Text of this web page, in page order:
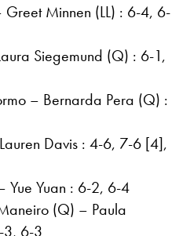
Minnen (LL) : 6-4, 6-
Siegemund (Q) : 6-1,
– Bernarda Pera (Q) :
Davis : 4-6, 7-6 [4],
Yue Yuan : 6-2, 6-4
(Q) – Paula
3, 6-3